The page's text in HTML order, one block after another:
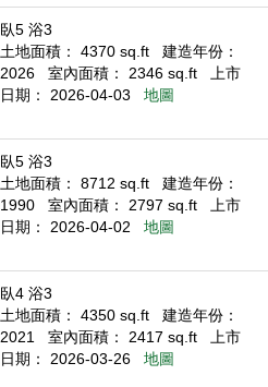
臥5 浴3
土地面積： 4370 sq.ft
建造年份：
2026
室內面積： 2346 sq.ft
上市
日期： 2026-04-03
地圖
臥5 浴3
土地面積： 8712 sq.ft
建造年份：
1990
室內面積： 2797 sq.ft
上市
日期： 2026-04-02
地圖
臥4 浴3
土地面積： 4350 sq.ft
建造年份：
2021
室內面積： 2417 sq.ft
上市
日期： 2026-03-26
地圖